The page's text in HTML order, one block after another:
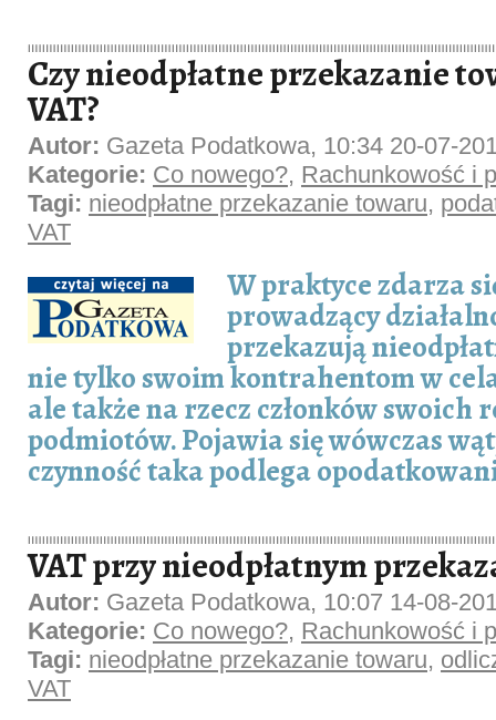
Czy nieodpłatne przekazanie
VAT?
Autor: Gazeta Podatkowa, 10:34 20-07-
Kategorie: Co nowego?, Rachunkowość i
Tagi: nieodpłatne przekazanie towaru,
VAT
W praktyce zdarza
prowadzący
przekazują
nie tylko swoim kontrahentom w
ale także na rzecz członków swoich
podmiotów. Pojawia się wówczas
czynność taka podlega
VAT przy nieodpłatnym
Autor: Gazeta Podatkowa, 10:07 14-08-
Kategorie: Co nowego?, Rachunkowość i
Tagi: nieodpłatne przekazanie towaru,
VAT